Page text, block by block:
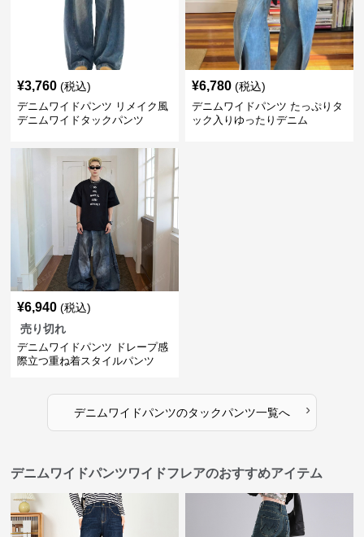
¥3,760 (税込)
デニムワイドパンツ リメイク風
デニムワイドタックパンツ
¥6,780 (税込)
デニムワイドパンツ たっぷりタ
ック入りゆったりデニム
¥6,940 (税込)
売り切れ
デニムワイドパンツ ドレープ感
際立つ重ね着スタイルパンツ
デニムワイドパンツのタックパンツ一覧へ ›
デニムワイドパンツワイドフレアのおすすめアイテム